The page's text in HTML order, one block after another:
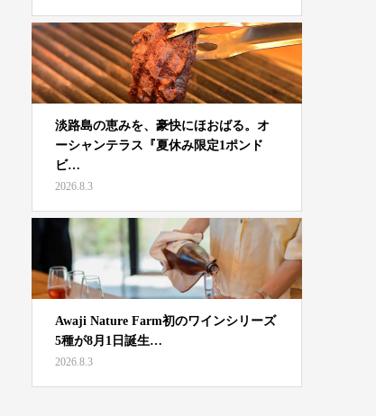
淡路島の恵みを、豪快にほおばる。オ
ーシャンテラス『夏休み限定1ポンド
ビ…
2026.8.3
Awaji Nature Farm初のワインシリーズ
5種が8月1日誕生…
2026.8.3